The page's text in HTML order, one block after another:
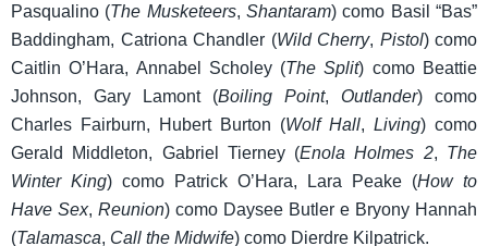
Pasqualino (The Musketeers,Shantaram) como Basil “Bas”
Baddingham, Catriona Chandler (Wild Cherry, Pistol) como
Caitlin O’Hara, Annabel Scholey (The Split) como Beattie
Johnson, Gary Lamont (Boiling Point, Outlander) como
Charles Fairburn, Hubert Burton (Wolf Hall, Living) como
Gerald Middleton, Gabriel Tierney (Enola Holmes 2, The
Winter King) como Patrick O’Hara, Lara Peake (How to
Have Sex, Reunion) como Daysee Butler e Bryony Hannah
(Talamasca, Call the Midwife) como Dierdre Kilpatrick.